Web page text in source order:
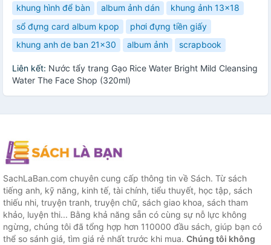
khung hình để bàn
album ảnh dán
khung ảnh 13x18
sổ đựng card album kpop
phơi đựng tiền giấy
khung anh de ban 21x30
album ảnh scrapbook
Liên kết: Nước tẩy trang Gạo Rice Water Bright Mild Cleansing
Water The Face Shop (320ml)
SachLaBan.com chuyên cung cấp thông tin về Sách. Từ sách
tiếng anh, kỹ năng, kinh tế, tài chính, tiểu thuyết, học tập, sách
thiếu nhi, truyện tranh, truyện chữ, sách giao khoa, sách tham
khảo, luyện thi... Bằng khả năng sẵn có cùng sự nỗ lực không
ngừng, chúng tôi đã tổng hợp hơn 110000 đầu sách, giúp bạn có
thể so sánh giá, tìm giá rẻ nhất trước khi mua. Chúng tôi không